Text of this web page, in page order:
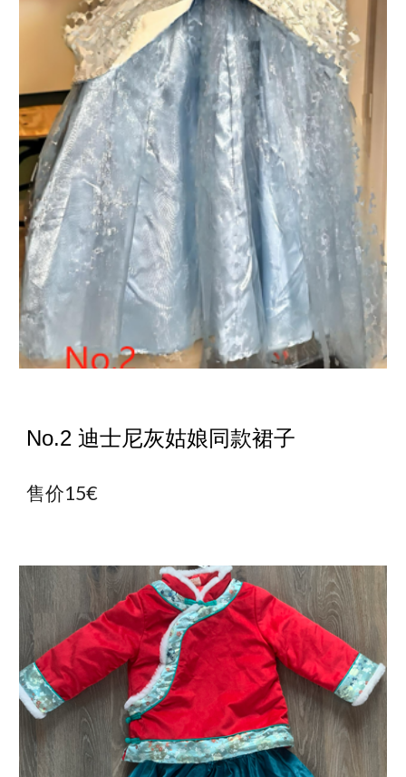
No.2 迪士尼灰姑娘同款裙子
售价15€